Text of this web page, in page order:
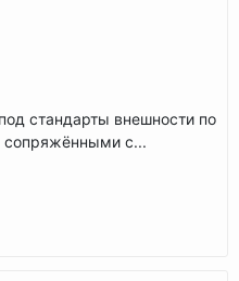
стандарты внешности по
сопряжёнными с...